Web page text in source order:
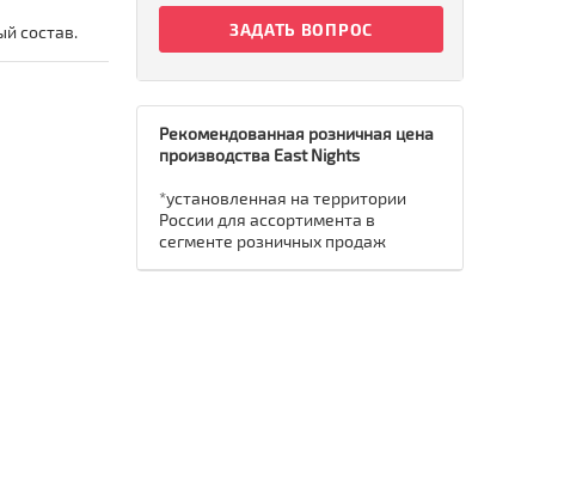
состав.
ЗАДАТЬ ВОПРОС
Рекомендованная розничная цена
производства East Nights
*установленная на территории
России для ассортимента в
сегменте розничных продаж